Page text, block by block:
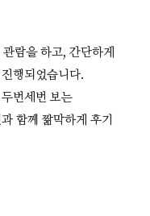
람을 하고, 간단하게
행되었습니다.
번세번 보는
함께 짦막하게 후기